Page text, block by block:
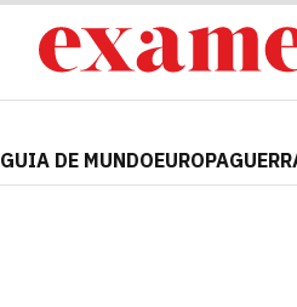
GUIA DE MUNDOEUROPA